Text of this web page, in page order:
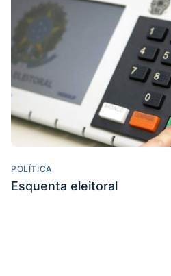
POLÍTICA
Esquenta eleitoral